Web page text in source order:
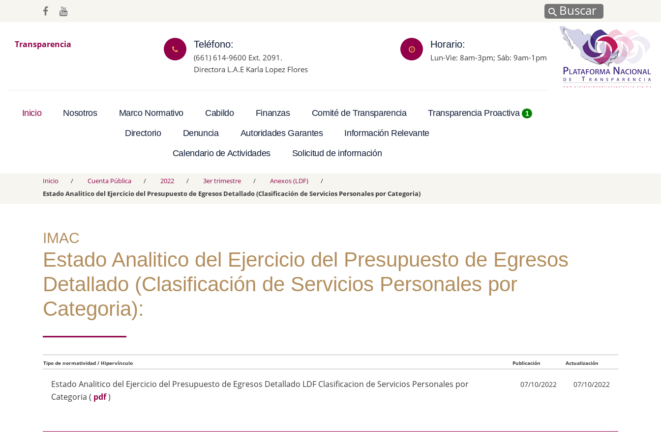
Buscar
Transparencia Teléfono:
(661) 614-9600 Ext. 2091.
Directora L.A.E Karla Lopez Flores
Horario:
Lun-Vie: 8am-3pm; Sáb: 9am-1pm
Inicio Nosotros Marco Normativo Cabildo Finanzas Comité de Transparencia Transparencia Proactiva 1
Directorio Denuncia Autoridades Garantes Información Relevante
Calendario de Actividades Solicitud de información
Inicio Cuenta Pública 2022 3er trimestre
Anexos (LDF)
Estado Analitico del Ejercicio del Presupuesto de Egresos Detallado (Clasificación de Servicios Personales por Categoria)
IMAC
Estado Analitico del Ejercicio del Presupuesto de Egresos
Detallado (Clasificación de Servicios Personales por
Categoria):
Tipo de normatividad / Hipervínculo Publicación Actualización
Estado Analitico del Ejercicio del Presupuesto de Egresos Detallado LDF Clasificacion de Servicios Personales por
Categoria ( pdf)
07/10/2022 07/10/2022